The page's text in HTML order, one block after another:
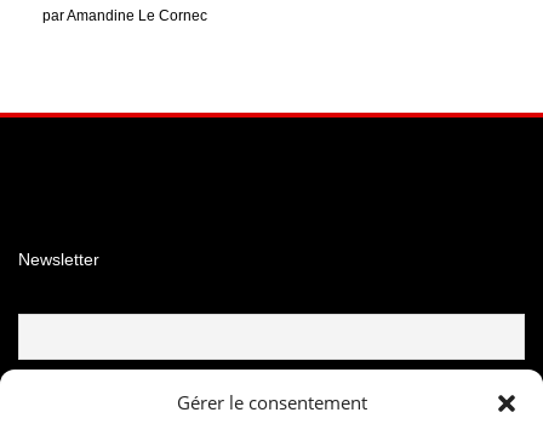
Gérer le consentement
par Amandine Le Cornec
Newsletter